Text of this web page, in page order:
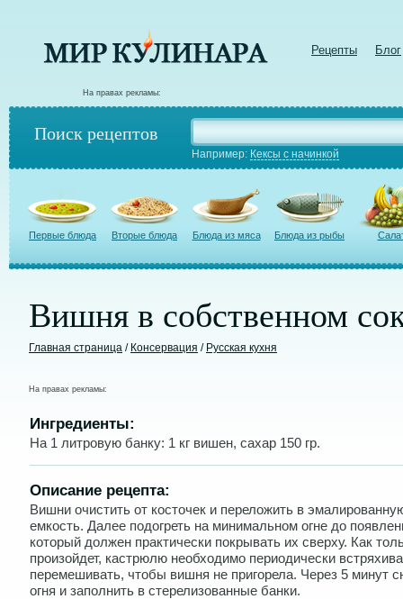
Рецепты Блог
На правах рекламы:
Поиск рецептов
Например: Кексы с начинкой
Первые блюда Вторые блюда Блюда из мяса Блюда из рыбы
Вишня в собственном
Главная страница / Консервация / Русская кухня
На правах рекламы:
Ингредиенты:
На 1 литровую банку: 1 кг вишен, сахар 150 гр.
Описание рецепта:
Вишни очистить от косточек и переложить в
емкость. Далее подогреть на минимальном огне до
который должен практически покрывать их сверху. Как
произойдет, кастрюлю необходимо периодически
перемешивать, чтобы вишня не пригорела. Через 5 минут
огня и заполнить в стерелизованные банки.